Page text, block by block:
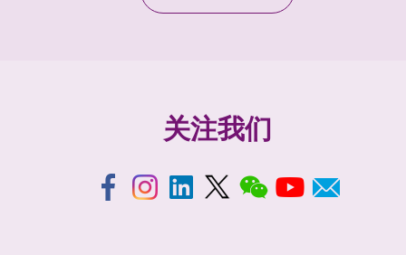
关注我们